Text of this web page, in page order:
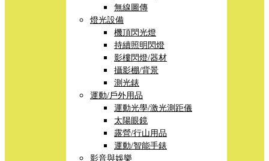
無線圖傳
燈光設備
機頂閃光燈
持續照明閃燈
影樓閃燈/器材
攝影棚/背景
測光錶
運動/戶外用品
運動光學/激光測距儀
太陽眼鏡
露營/行山用品
運動/智能手錶
影音與娛樂